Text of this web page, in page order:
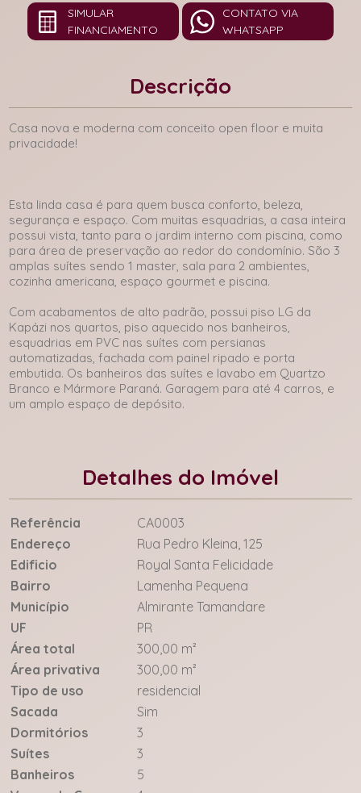
SIMULAR
FINANCIAMENTO
CONTATO VIA
WHATSAPP
Descrição
Casa nova e moderna com conceito open floor e muita
privacidade!
Esta linda casa é para quem busca conforto, beleza,
segurança e espaço. Com muitas esquadrias, a casa inteira
possui vista, tanto para o jardim interno com piscina, como
para área de preservação ao redor do condomínio. São 3
amplas suítes sendo 1 master, sala para 2 ambientes,
cozinha americana, espaço gourmet e piscina.
Com acabamentos de alto padrão, possui piso LG da
Kapázi nos quartos, piso aquecido nos banheiros,
esquadrias em PVC nas suítes com persianas
automatizadas, fachada com painel ripado e porta
embutida. Os banheiros das suítes e lavabo em Quartzo
Branco e Mármore Paraná. Garagem para até 4 carros, e
um amplo espaço de depósito.
Detalhes do Imóvel
Referência
CA0003
Endereço
Rua Pedro Kleina, 125
Edificio
Royal Santa Felicidade
Bairro
Lamenha Pequena
Município
Almirante Tamandare
UF
PR
Área total
300,00 m²
Área privativa
300,00 m²
Tipo de uso
residencial
Sacada
Sim
Dormitórios
3
Suítes
3
Banheiros
5